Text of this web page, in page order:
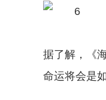
据了解，《
命运将会是